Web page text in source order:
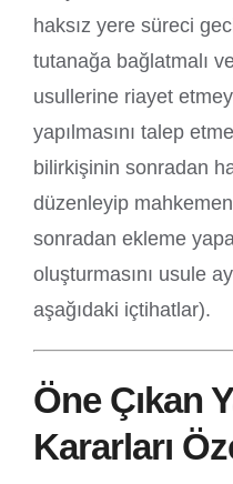
haksız yere süreci
tutanağa bağlatmalı
usullerine riayet
yapılmasını talep
bilirkişinin sonradan
düzenleyip
sonradan ekleme
oluşturmasını usule
aşağıdaki içtihatlar).
Öne Çıkan
Kararları